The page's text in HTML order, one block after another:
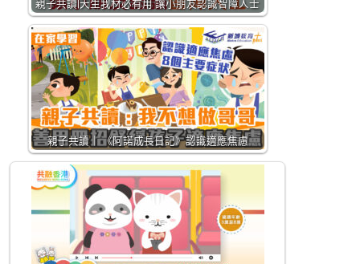
親子共讀|天生我材必有用 讓小朋友認識智障人士
親子共讀｜ 《阿諾成長日記》認識適應焦慮